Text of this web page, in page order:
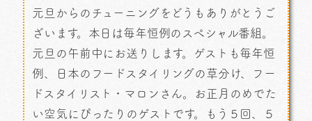
元旦からのチューニングをどうもありがとうご
ざいます。本日は毎年恒例のスペシャル番組。
元旦の午前中にお送りします。ゲストも毎年恒
例、日本のフードスタイリングの草分け、フー
ドスタイリスト・マロンさん。お正月のめでた
い空気にぴったりのゲストです。もう５回、５